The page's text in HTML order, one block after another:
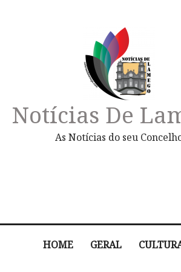
Notícias De
As Notícias do seu
HOME GERAL